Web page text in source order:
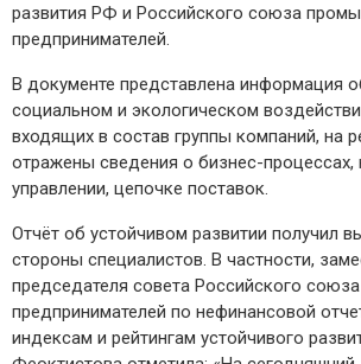
развития РФ и Российского союза
предпринимателей.
В документе представлена информация
социальном и экологическом
входящих в состав группы компаний, на
отражены сведения о бизнес-процессах,
управлении, цепочке поставок.
Отчёт об устойчивом развитии получил
стороны специалистов. В частности,
председателя совета Российского
предпринимателей по нефинансовой
индексам и рейтингам устойчивого